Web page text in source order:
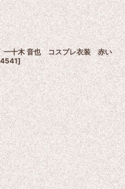
一十木 音也 コスプレ衣装 赤い
]